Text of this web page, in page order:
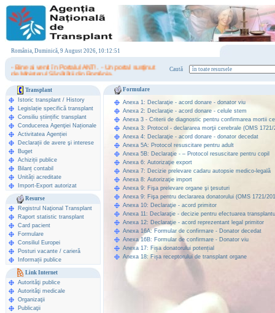
România, Duminică, 9 August 2026, 10:12:51
- Bine ai venit în Portalul ANT! . - Un portal susţinut
de Ministerul Sănătăţii din România. Caută
Transplant
Istoric transplant / History
Legislație specifică transplant
Consiliu științific transplant
Conducerea Agenţiei Naționale
Activitatea Agenției
Declarații de avere şi interese
Buget
Achiziții publice
Bilanț contabil
Unități acreditate
Import-Export autorizat
Resurse
Registrul Naţional Transplant
Raport statistic transplant
Card pacient
Formulare
Consiliul Europei
Posturi vacante / carieră
Informații publice
Link Internet
Autorităţi publice
Autorităţi medicale
Organizaţii
Publicaţii
Formulare
Anexa 1: Declaraţie - acord donare - donator viu
Anexa 2: Declaraţie - acord donare - celule stem
Anexa 3 - Criterii de diagnostic pentru confirmarea mortii
Anexa 3: Protocol - declararea morţii cerebrale (OMS 1721/
Anexa 4: Declaraţie - acord donare - donator decedat
Anexa 5A: Protocol resuscitare pentru adult
Anexa 5B: Declaraţie - – Protocol resuscitare pentru copil
Anexa 6: Autorizaţie export
Anexa 7: Decizie prelevare cadaru autopsie medico-legală
Anexa 8: Autorizaţie import
Anexa 9: Fişa prelevare organe şi ţesuturi
Anexa 9: Fişa pentru declararea donatorului (OMS 1721/
Anexa 10: Declaraţie - acord primitor
Anexa 11: Declaraţie - decizie pentru efectuarea
Anexa 12: Declaraţie - acord reprezentant legal primitor
Anexa 16A: Formular de confirmare - Donator decedat
Anexa 16B: Formular de confirmare - Donator viu
Anexa 17: Fișa donatorului potențial
Anexa 18: Fișa receptorului de transplant organe